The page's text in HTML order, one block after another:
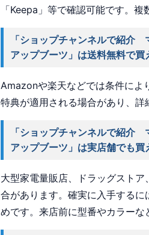
「Keepa」等で確認可能です。
「ショップチャンネルで紹介
アップブーツ」は送料無料で買
Amazonや楽天などでは条件によ
特典が適用される場合があり、詳
「ショップチャンネルで紹介
アップブーツ」は実店舗でも買
大型家電量販店、ドラッグスト
合があります。確実に入手する
めです。来店前に型番やカラーな